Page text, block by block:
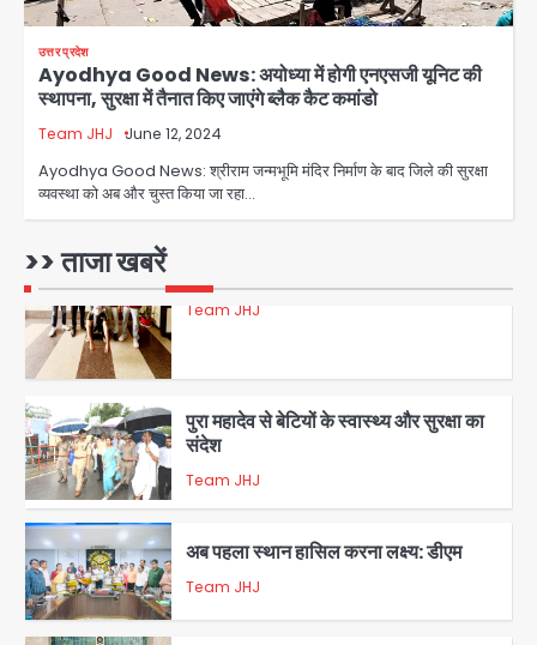
उत्तर प्रदेश
Ayodhya Good News: अयोध्या में होगी एनएसजी यूनिट की
स्थापना, सुरक्षा में तैनात किए जाएंगे ब्लैक कैट कमांडो
Team JHJ June 12, 2024
Ayodhya Good News: श्रीराम जन्मभूमि मंदिर निर्माण के बाद जिले की सुरक्षा
व्यवस्था को अब और चुस्त किया जा रहा…
>> ताजा खबरें
के हत्थे
Team JHJ
5
Team JHJ
1
पुरा महादेव से बेटियों के स्वास्थ्य और सुरक्षा का
संदेश
Team JHJ
2
अब पहला स्थान हासिल करना लक्ष्य: डीएम
Team JHJ